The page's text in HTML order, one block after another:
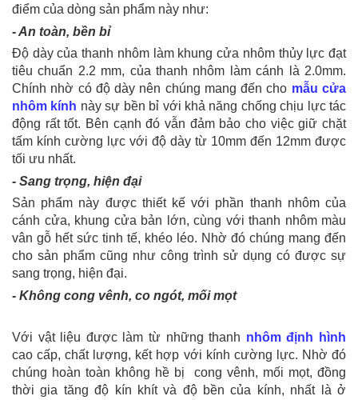
điểm của dòng sản phẩm này như:
- An toàn, bền bỉ
Độ dày của thanh nhôm làm khung cửa nhôm thủy lực đạt
tiêu chuẩn 2.2 mm, của thanh nhôm làm cánh là 2.0mm.
Chính nhờ có độ dày nên chúng mang đến cho mẫu cửa
nhôm kính này sự bền bỉ với khả năng chống chịu lực tác
động rất tốt. Bên cạnh đó vẫn đảm bảo cho việc giữ chặt
tấm kính cường lực với độ dày từ 10mm đến 12mm được
tối ưu nhất.
- Sang trọng, hiện đại
Sản phẩm này được thiết kế với phần thanh nhôm của
cánh cửa, khung cửa bản lớn, cùng với thanh nhôm màu
vân gỗ hết sức tinh tế, khéo léo. Nhờ đó chúng mang đến
cho sản phẩm cũng như công trình sử dụng có được sự
sang trọng, hiện đại.
- Không cong vênh, co ngót, mối mọt
Với vật liệu được làm từ những thanh nhôm định hình
cao cấp, chất lượng, kết hợp với kính cường lực. Nhờ đó
chúng hoàn toàn không hề bị cong vênh, mối mọt, đồng
thời gia tăng độ kín khít và độ bền của kính, nhất là ở